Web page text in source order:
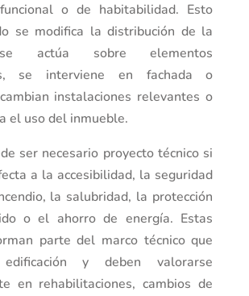
o de habitabilidad. Esto
se modifica la distribución de la
actúa sobre elementos
se interviene en fachada o
instalaciones relevantes o
el uso del inmueble.
ser necesario proyecto técnico si
a la accesibilidad, la seguridad
la salubridad, la protección
o el ahorro de energía. Estas
parte del marco técnico que
y deben valorarse
en rehabilitaciones, cambios de